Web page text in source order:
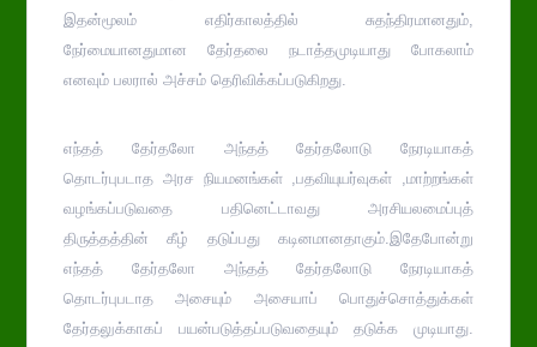
இதன்மூலம் எதிர்காலத்தில் சுதந்திரமானதும்,
நேர்மையானதுமான தேர்தலை நடாத்தமுடியாது போகலாம்
எனவும் பலரால் அச்சம் தெரிவிக்கப்படுகிறது.
எந்தத் தேர்தலோ அந்தத் தேர்தலோடு நேரடியாகத்
தொடர்புபடாத அரச நியமனங்கள் ,பதவியுயர்வுகள் ,மாற்றங்கள்
வழங்கப்படுவதை பதினெட்டாவது அரசியலமைப்புத்
திருத்தத்தின் கீழ் தடுப்பது கடினமானதாகும்.இதேபோன்று
எந்தத் தேர்தலோ அந்தத் தேர்தலோடு நேரடியாகத்
தொடர்புபடாத அசையும் அசையாப் பொதுச்சொத்துக்கள்
தேர்தலுக்காகப் பயன்படுத்தப்படுவதையும் தடுக்க முடியாது.